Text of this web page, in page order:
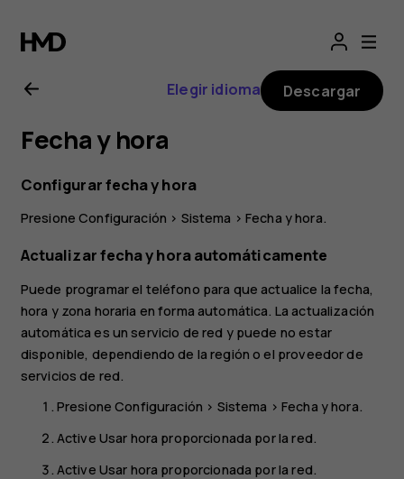
Guía
del
usuario
de
Nokia
C30
Elegir idioma Descargar
Fecha y hora
Configurar fecha y hora
PresioneConfiguración > Sistema > Fecha y hora.
Actualizar fecha y hora automáticamente
Puede programar el teléfono para que actualice la fecha,
hora y zona horaria en forma automática. La actualización
automática es un servicio de red y puede no estar
disponible, dependiendo de la región o el proveedor de
servicios de red.
PresioneConfiguración > Sistema > Fecha y hora.
Active Usar hora proporcionada por la red.
Active Usar hora proporcionada por la red.